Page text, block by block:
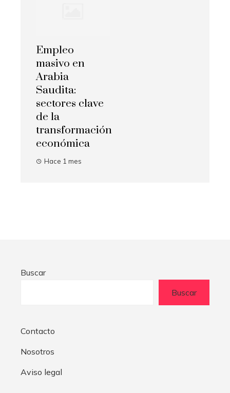
Empleo
masivo en
Arabia
Saudita:
sectores clave
de la
transformación
económica
Hace 1 mes
Buscar
Buscar
Contacto
Nosotros
Aviso legal